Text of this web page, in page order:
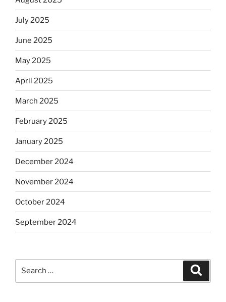
July 2025
June 2025
May 2025
April 2025
March 2025
February 2025
January 2025
December 2024
November 2024
October 2024
September 2024